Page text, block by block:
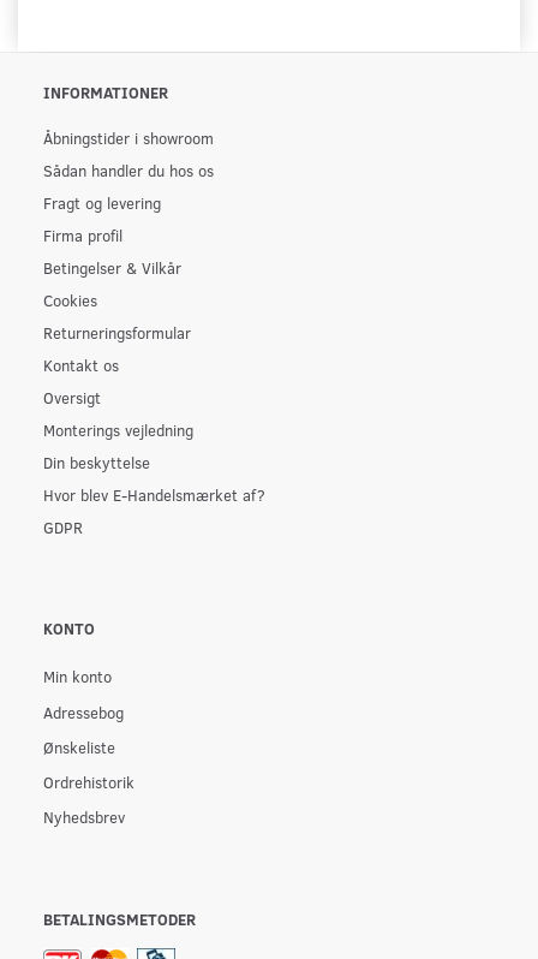
INFORMATIONER
Åbningstider i showroom
Sådan handler du hos os
Fragt og levering
Firma profil
Betingelser & Vilkår
Cookies
Returneringsformular
Kontakt os
Oversigt
Monterings vejledning
Din beskyttelse
Hvor blev E-Handelsmærket af?
GDPR
KONTO
Min konto
Adressebog
Ønskeliste
Ordrehistorik
Nyhedsbrev
BETALINGSMETODER